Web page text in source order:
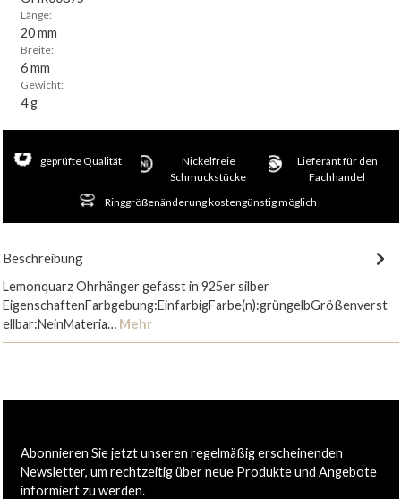
Länge:
20 mm
Breite:
6 mm
Gewicht:
4 g
geprüfte Qualität
Nickelfreie
Schmuckstücke
Lieferant für den
Fachhandel
Ringgrößenänderung kostengünstig möglich
Beschreibung
Lemonquarz Ohrhänger gefasst in 925er silber
EigenschaftenFarbgebung:EinfarbigFarbe(n):grüngelbGrößenverst
ellbar:NeinMateria… Mehr
Abonnieren Sie jetzt unseren regelmäßig erscheinenden
Newsletter, um rechtzeitig über neue Produkte und Angebote
informiert zu werden.